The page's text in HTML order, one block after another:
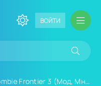
ВОЙТИ
Frontier 3 (Мод, Много денег)